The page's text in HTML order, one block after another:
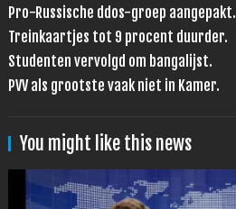
Pro-Russische ddos-groep aangepakt.
Treinkaartjes tot 9 procent duurder.
Studenten vervolgd om bangalijst.
PVV als grootste vaak niet in Kamer.
You might like this news